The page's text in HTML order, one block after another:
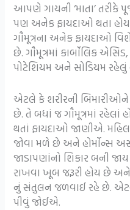
આપણે ગાયની ‘માતા’ તરીકે
પણ અનેક ફાયદાઓ થતા હોય
ગૌમૂત્રના અનેક ફાયદાઓ
છે. ગૌમૂત્રમાં કાર્બોલિક
પોટેશિયમ અને સોડિયમ રહેલું
એટલે કે શરીરની બિમારીઓને
છે. તે બધાં જ ગૌમૂત્રમાં રહેલાં
થતાં ફાયદાઓ જાણીએ.
જોવા મળે છે અને હોર્મોન્સ
જાડાપણાંનો શિકાર બની
રાખવા ખૂબ જરૂરી હોય છે અને
નું સંતુલન જળવાઈ રહે છે.
પીવું જોઈએ.